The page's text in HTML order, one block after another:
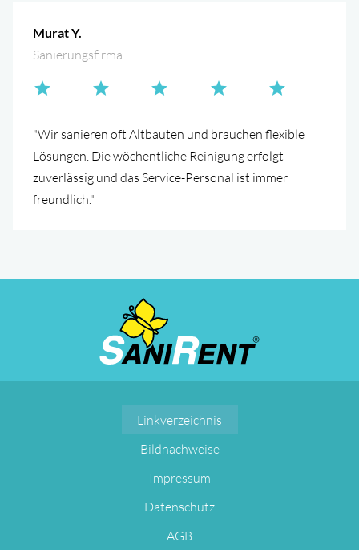
Murat Y.
Sanierungsfirma
"Wir sanieren oft Altbauten und brauchen flexible
Lösungen. Die wöchentliche Reinigung erfolgt
zuverlässig und das Service-Personal ist immer
freundlich."
Navigation
überspringen
Linkverzeichnis
Bildnachweise
Impressum
Datenschutz
AGB